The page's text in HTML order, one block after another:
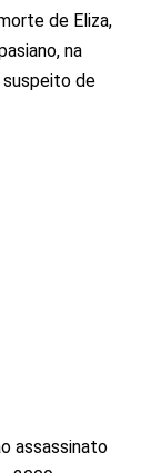
de Eliza,
na
de
assassinato